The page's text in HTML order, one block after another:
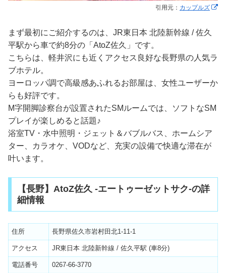
引用元： カップルズ
まず最初にご紹介するのは、JR東日本 北陸新幹線 / 佐久
平駅から車で約8分の「AtoZ佐久」です。
こちらは、軽井沢にも近くアクセス良好な長野県の人気ラ
ブホテル。
ヨーロッパ調で高級感あふれるお部屋は、女性ユーザーか
らも好評です。
M字開脚診察台が設置されたSMルームでは、ソフトなSM
プレイが楽しめると話題♪
浴室TV・水中照明・ジェット＆バブルバス、ホームシア
ター、カラオケ、VODなど、充実の設備で快適な滞在が
叶います。
【長野】AtoZ佐久 -エートゥーゼットサク-の詳
細情報
住所 長野県佐久市岩村田北1-11-1
アクセス JR東日本 北陸新幹線 / 佐久平駅 (車8分)
電話番号 0267-66-3770